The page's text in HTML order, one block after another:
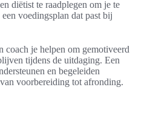
diëtist te raadplegen om je te
voedingsplan dat past bij
coach je helpen om gemotiveerd
tijdens de uitdaging. Een
en begeleiden
voorbereiding tot afronding.